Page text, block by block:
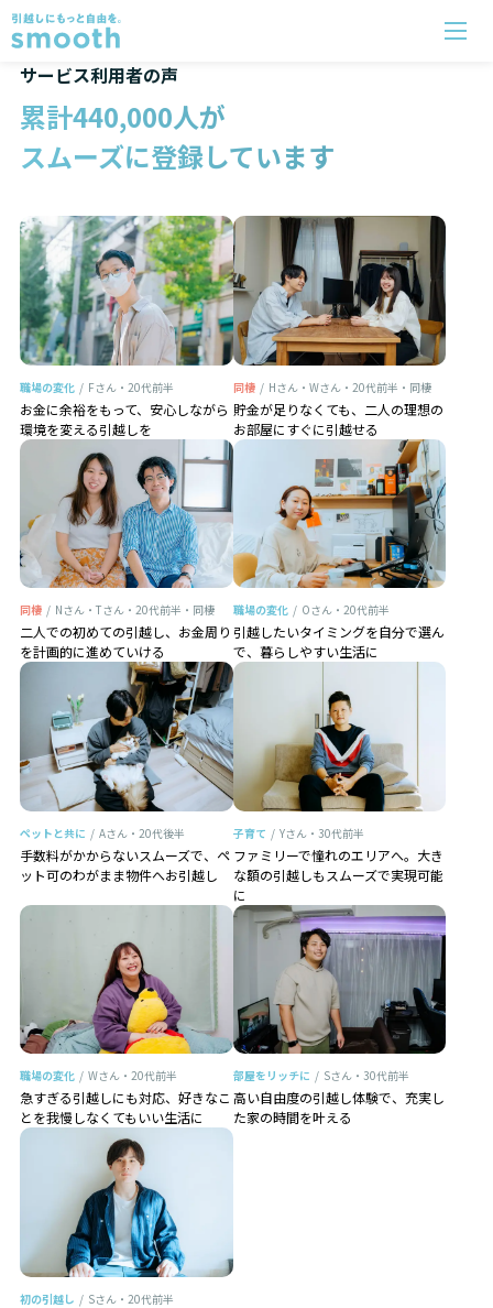
サービス利用者の声
累計440,000人が
スムーズに登録しています
職場の変化 / Fさん・20代前半
お金に余裕をもって、安心しながら
環境を変える引越しを
同棲 / Hさん・Wさん・20代前半・同棲
貯金が足りなくても、二人の理想の
お部屋にすぐに引越せる
同棲 / Nさん・Tさん・20代前半・同棲
二人での初めての引越し、お金周り
を計画的に進めていける
職場の変化 / Oさん・20代前半
引越したいタイミングを自分で選ん
で、暮らしやすい生活に
ペットと共に / Aさん・20代後半
手数料がかからないスムーズで、ペ
ット可のわがまま物件へお引越し
子育て / Yさん・30代前半
ファミリーで憧れのエリアへ。大き
な額の引越しもスムーズで実現可能
に
職場の変化 / Wさん・20代前半
急すぎる引越しにも対応、好きなこ
とを我慢しなくてもいい生活に
部屋をリッチに / Sさん・30代前半
高い自由度の引越し体験で、充実し
た家の時間を叶える
初の引越し / Sさん・20代前半